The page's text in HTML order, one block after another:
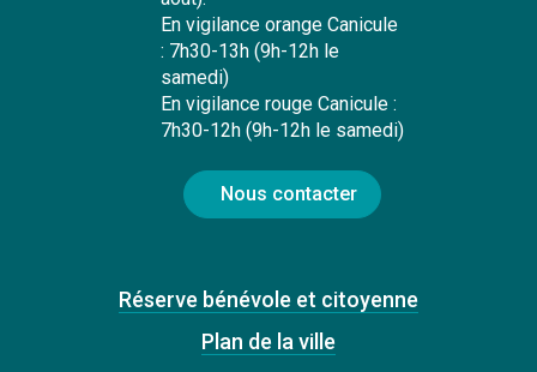
En vigilance orange Canicule
: 7h30-13h (9h-12h le
samedi)
En vigilance rouge Canicule :
7h30-12h (9h-12h le samedi)
Nous contacter
Réserve bénévole et citoyenne
Plan de la ville